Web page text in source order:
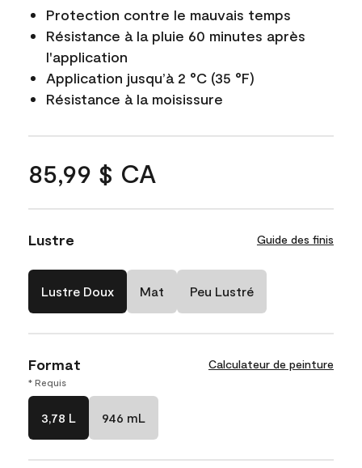
Protection contre le mauvais temps
Résistance à la pluie 60 minutes après
l'application
Application jusqu’à 2 °C (35 °F)
Résistance à la moisissure
85,99 $ CA
Lustre Guide des finis
Lustre Doux Mat Peu Lustré
Format Calculateur de peinture
* Requis
3,78 L 946 mL